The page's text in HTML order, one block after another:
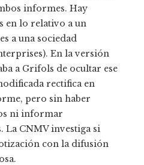
informes. Hay
en lo relativo a un
a una sociedad
En la versión
a Grifols de ocultar ese
rectifica en
pero sin haber
ni informar
La CNMV investiga si
con la difusión